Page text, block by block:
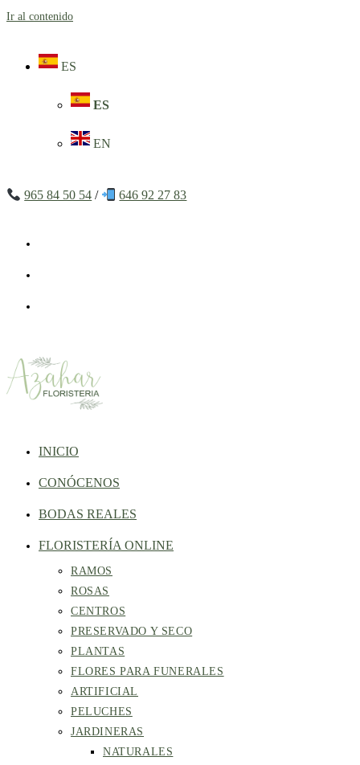
Ir al contenido
ES
ES
EN
965 84 50 54 / 646 92 27 83
INICIO
CONÓCENOS
BODAS REALES
FLORISTERÍA ONLINE
RAMOS
ROSAS
CENTROS
PRESERVADO Y SECO
PLANTAS
FLORES PARA FUNERALES
ARTIFICIAL
PELUCHES
JARDINERAS
NATURALES